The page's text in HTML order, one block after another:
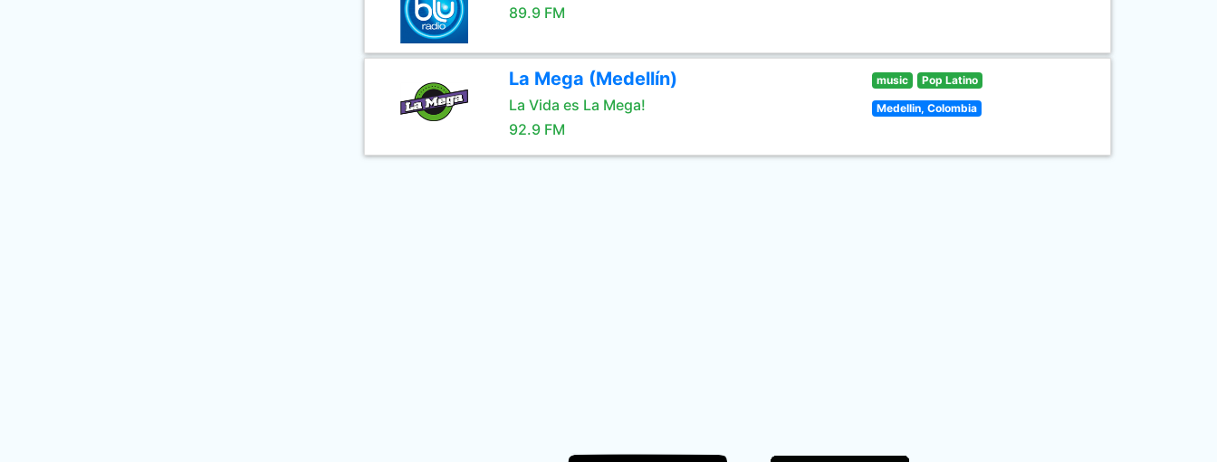
89.9 FM
La Mega (Medellín)
La Vida es La Mega!
92.9 FM
music Pop Latino
Medellin, Colombia